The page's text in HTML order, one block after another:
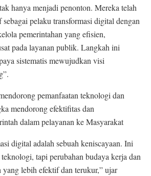
hanya menjadi penonton. Mereka telah
pelaku transformasi digital dengan
pemerintahan yang efisien,
pada layanan publik. Langkah ini
sistematis mewujudkan visi
pemanfaatan teknologi dan
mendorong efektifitas dan
dalam pelayanan ke Masyarakat
digital adalah sebuah keniscayaan. Ini
tapi perubahan budaya kerja dan
yang lebih efektif dan terukur,” ujar